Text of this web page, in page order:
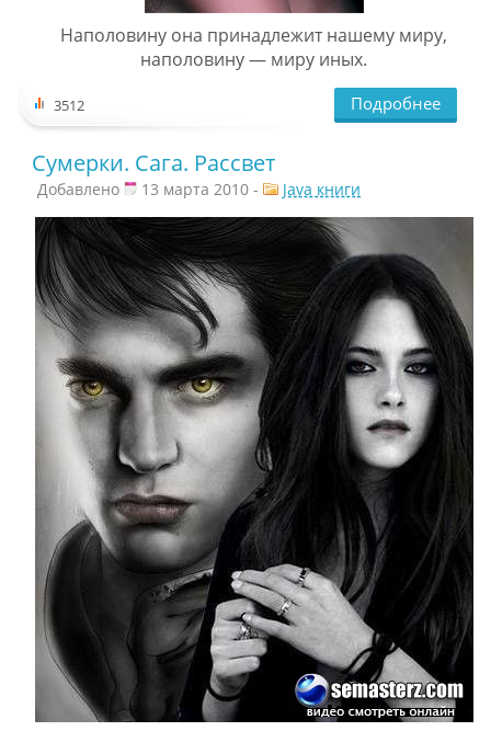
Наполовину она принадлежит нашему миру,
наполовину — миру иных.
3512 Подробнее
Сумерки. Сага. Рассвет
Добавлено 13 марта 2010 - Java книги